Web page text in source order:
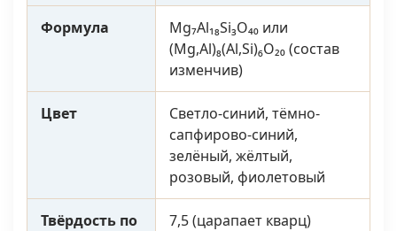
Формула
Mg₇Al₁₈Si₃O₄₀ или
(Mg,Al)₈(Al,Si)₆O₂₀ (состав
изменчив)
Цвет
Светло-синий, тёмно-
сапфирово-синий,
зелёный, жёлтый,
розовый, фиолетовый
Твёрдость по
7,5 (царапает кварц)